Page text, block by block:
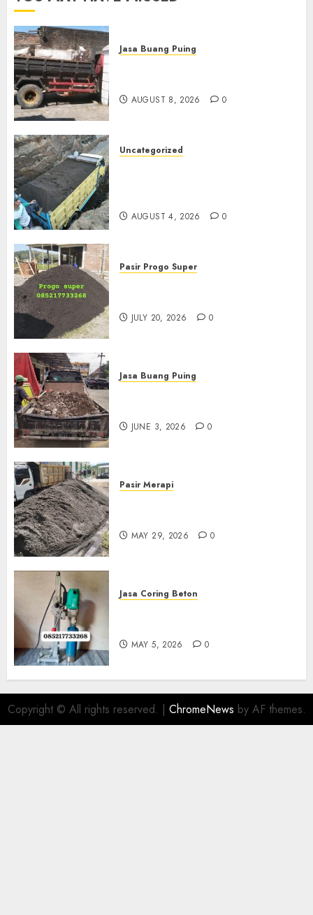
Jasa Buang Puing
AUGUST 8, 2026 0
Uncategorized
AUGUST 4, 2026 0
Pasir Progo Super
JULY 20, 2026 0
Jasa Buang Puing
JUNE 3, 2026 0
Pasir Merapi
MAY 29, 2026 0
Jasa Coring Beton
MAY 5, 2026 0
Copyright © All rights reserved. | ChromeNews by AF themes.